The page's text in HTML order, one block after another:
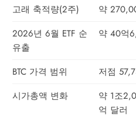
고래 축적량(2주)
약
2026년 6월 ETF 순
유출
약 40억
BTC 가격 범위
저점
시가총액 변화
약 1조
억 달러